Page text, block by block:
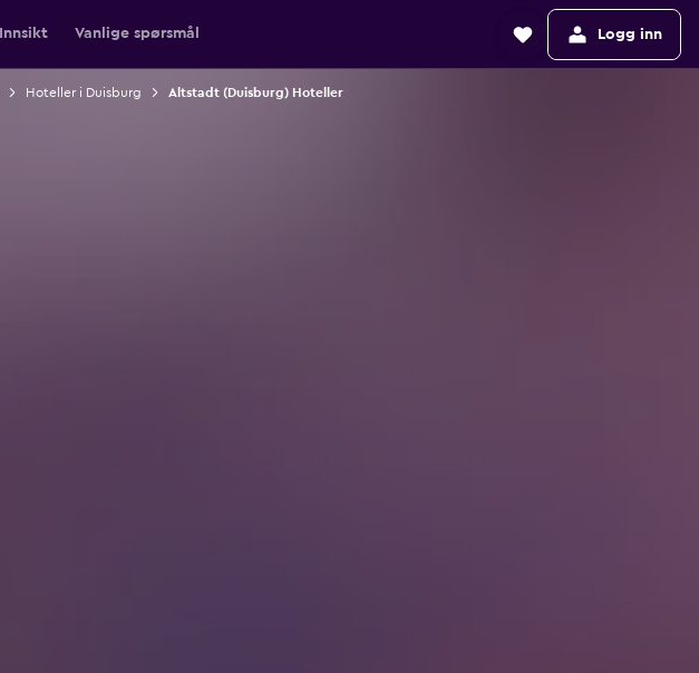
Innsikt Vanlige spørsmål Logg inn
Hoteller i Duisburg Altstadt (Duisburg) Hoteller